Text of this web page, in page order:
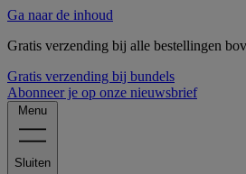
Ga naar de inhoud
Gratis verzending bij alle bestellingen
Gratis verzending bij bundels
Abonneer je op onze nieuwsbrief
Menu
Sluiten